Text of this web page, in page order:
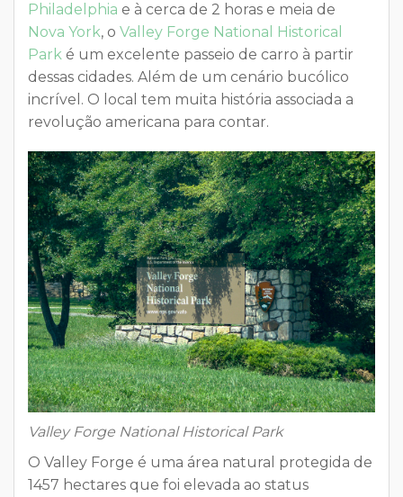
Philadelphia e à cerca de 2 horas e meia de
Nova York, o Valley Forge National Historical
Park é um excelente passeio de carro à partir
dessas cidades. Além de um cenário bucólico
incrível. O local tem muita história associada a
revolução americana para contar.
Valley Forge National Historical Park
O Valley Forge é uma área natural protegida de
1457 hectares que foi elevada ao status